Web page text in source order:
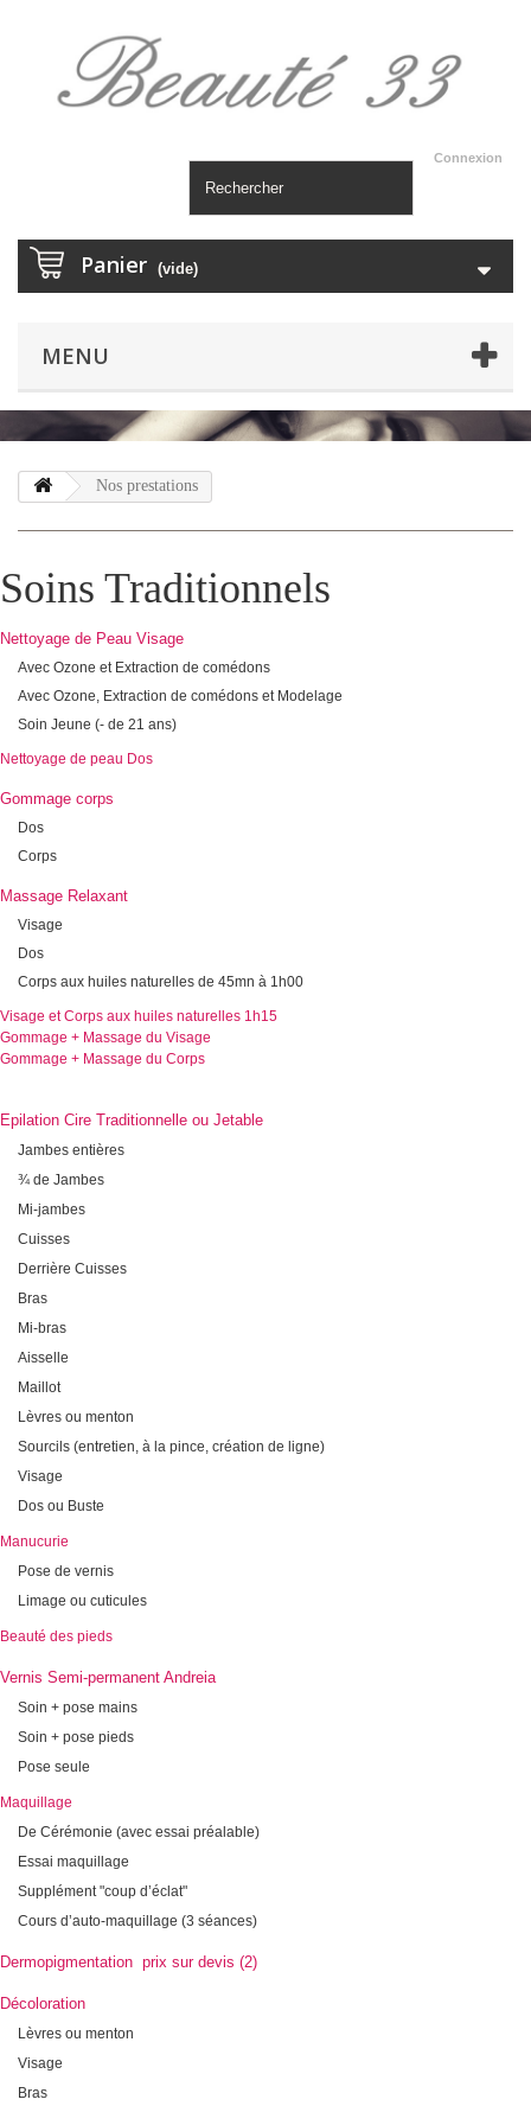
Connexion
Panier (vide)
MENU
Nos prestations
Soins Traditionnels
Nettoyage de Peau Visage
Avec Ozone et Extraction de comédons
Avec Ozone, Extraction de comédons et Modelage
Soin Jeune (- de 21 ans)
Nettoyage de peau Dos
Gommage corps
Dos
Corps
Massage Relaxant
Visage
Dos
Corps aux huiles naturelles de 45mn à 1h00
Visage et Corps aux huiles naturelles 1h15
Gommage + Massage du Visage
Gommage + Massage du Corps
Epilation Cire Traditionnelle ou Jetable
Jambes entières
¾ de Jambes
Mi-jambes
Cuisses
Derrière Cuisses
Bras
Mi-bras
Aisselle
Maillot
Lèvres ou menton
Sourcils (entretien, à la pince, création de ligne)
Visage
Dos ou Buste
Manucurie
Pose de vernis
Limage ou cuticules
Beauté des pieds
Vernis Semi-permanent Andreia
Soin + pose mains
Soin + pose pieds
Pose seule
Maquillage
De Cérémonie (avec essai préalable)
Essai maquillage
Supplément "coup d’éclat"
Cours d’auto-maquillage (3 séances)
Dermopigmentation prix sur devis (2)
Décoloration
Lèvres ou menton
Visage
Bras